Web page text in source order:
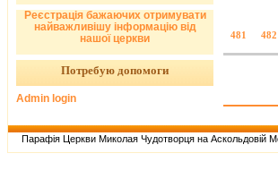
481 482
Реєстрація бажаючих отримувати
найважливішу інформацію від
нашої церкви
Потребую допомоги
Admin login
Парафія Церкви Миколая Чудотворця на Аскольдовій